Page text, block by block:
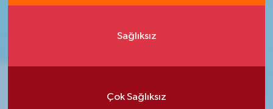
Sağlıksız
Çok Sağlıksız